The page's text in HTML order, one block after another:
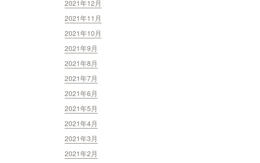
2021年12月
2021年11月
2021年10月
2021年9月
2021年8月
2021年7月
2021年6月
2021年5月
2021年4月
2021年3月
2021年2月